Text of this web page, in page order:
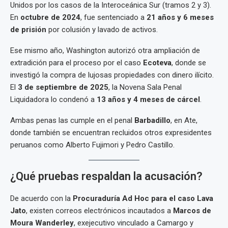
Unidos por los casos de la Interoceánica Sur (tramos 2 y 3).
En octubre de 2024, fue sentenciado a 21 años y 6 meses
de prisión por colusión y lavado de activos.
Ese mismo año, Washington autorizó otra ampliación de
extradición para el proceso por el caso Ecoteva, donde se
investigó la compra de lujosas propiedades con dinero ilícito.
El 3 de septiembre de 2025, la Novena Sala Penal
Liquidadora lo condenó a 13 años y 4 meses de cárcel.
Ambas penas las cumple en el penal Barbadillo, en Ate,
donde también se encuentran recluidos otros expresidentes
peruanos como Alberto Fujimori y Pedro Castillo.
¿Qué pruebas respaldan la acusación?
De acuerdo con la Procuraduría Ad Hoc para el caso Lava
Jato, existen correos electrónicos incautados a Marcos de
Moura Wanderley, exejecutivo vinculado a Camargo y